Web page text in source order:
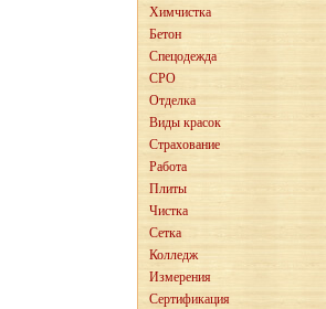
Химчистка
Бетон
Спецодежда
СРО
Отделка
Виды красок
Страхование
Работа
Плиты
Чистка
Сетка
Колледж
Измерения
Сертификация